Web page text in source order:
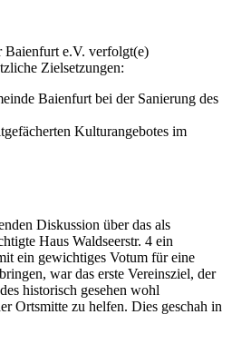
e.V. verfolgt(e)
Zielsetzungen:
Baienfurt bei der Sanierung des
Kulturangebotes im
Diskussion über das als
Haus Waldseerstr. 4 ein
ein gewichtiges Votum für eine
war das erste Vereinsziel, der
historisch gesehen wohl
Ortsmitte zu helfen. Dies geschah in